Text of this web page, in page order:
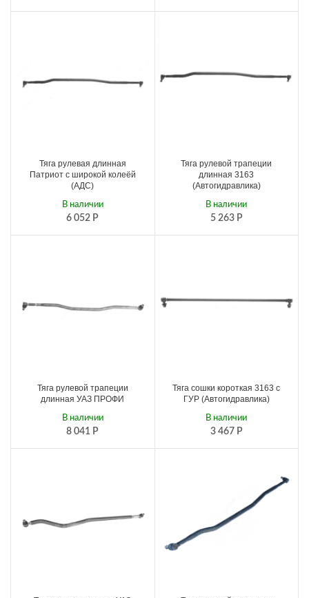
Тяга рулевая длинная
Патриот с широкой колеёй
(АДС)
6 052 Р
В наличии
Тяга рулевой трапеции
длинная 3163
(Автогидравлика)
5 263 Р
В наличии
Тяга рулевой трапеции
длинная УАЗ ПРОФИ
8 041 Р
В наличии
Тяга сошки короткая 3163 с
ГУР (Автогидравлика)
3 467 Р
В наличии